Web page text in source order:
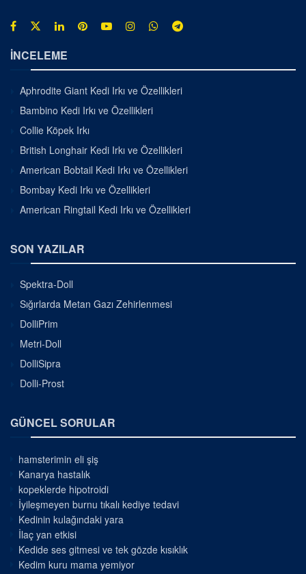
İNCELEME
Aphrodite Giant Kedi Irkı ve Özellikleri
Bambino Kedi Irkı ve Özellikleri
Collie Köpek Irkı
British Longhair Kedi Irkı ve Özellikleri
American Bobtail Kedi Irkı ve Özellikleri
Bombay Kedi Irkı ve Özellikleri
American Ringtail Kedi Irkı ve Özellikleri
SON YAZILAR
Spektra-Doll
Sığırlarda Metan Gazı Zehirlenmesi
DolliPrim
Metri-Doll
DolliSipra
Dolli-Prost
GÜNCEL SORULAR
hamsterimin eli şiş
Kanarya hastalık
kopeklerde hipotroidi
İyileşmeyen burnu tıkalı kediye tedavi
Kedinin kulağındaki yara
İlaç yan etkisi
Kedide ses gitmesi ve tek gözde kısıklık
Kedim kuru mama yemiyor